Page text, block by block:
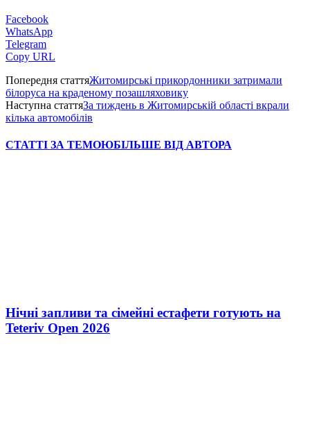
Facebook
WhatsApp
Telegram
Copy URL
Попередня статтяЖитомирські прикордонники затримали
білоруса на краденому позашляховику
Наступна статтяЗа тиждень в Житомирській області вкрали
кілька автомобілів
СТАТТІ ЗА ТЕМОЮБІЛЬШЕ ВІД АВТОРА
Нічні запливи та сімейні естафети готують на
Teteriv Open 2026